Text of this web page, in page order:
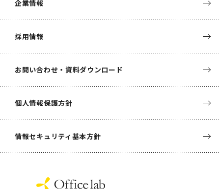
企業情報
採用情報
お問い合わせ・資料ダウンロード
個人情報保護方針
情報セキュリティ基本方針